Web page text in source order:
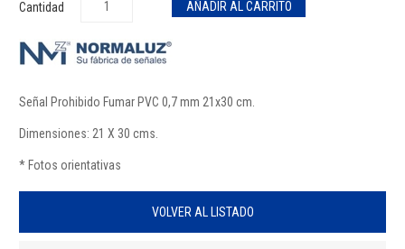
Cantidad
Señal Prohibido Fumar PVC 0,7 mm 21x30 cm.
Dimensiones: 21 X 30 cms.
* Fotos orientativas
VOLVER AL LISTADO